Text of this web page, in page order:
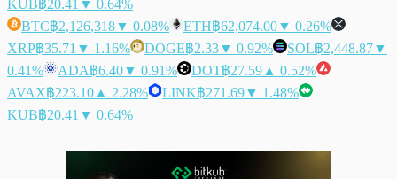
KUB฿20.41 ▼ 0.64%
BTC฿2,126,318▼ 0.08% ETH฿62,074.00▼ 0.26%
XRP฿35.71 ▼ 1.16% DOGE฿2.33▼ 0.92% SOL฿2,448.87▼
0.41%
ADA฿6.40▼ 0.91% DOT฿27.59 ▲ 0.52%
AVAX฿223.10 ▲ 2.28% LINK฿271.69▼ 1.48%
KUB฿20.41 ▼ 0.64%